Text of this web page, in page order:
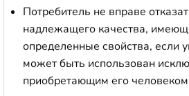
Потребитель не вправе
надлежащего качества,
определенные свойства, если
может быть использован
приобретающим его